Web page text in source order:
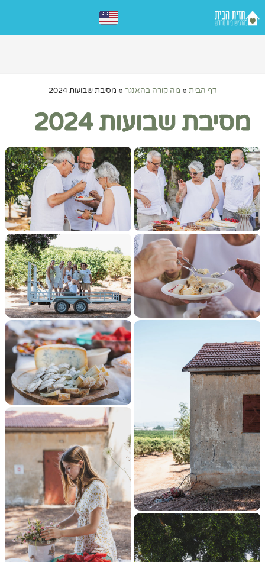
דף הבית » מה קורה בהאנגר » מסיבת שבועות 2024
מסיבת שבועות 2024